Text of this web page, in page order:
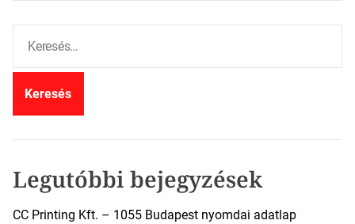
r
Legutóbbi bejegyzések
CC Printing Kft. – 1055 Budapest nyomdai adatlap